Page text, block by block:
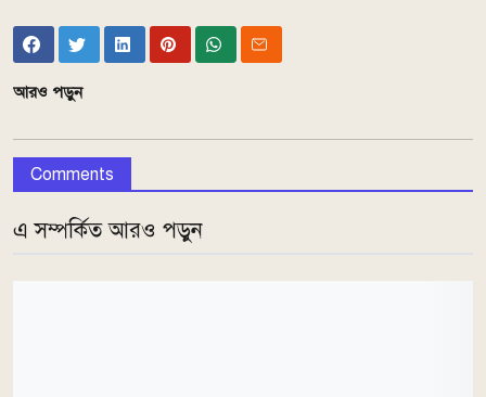
আরও পড়ুন
Comments
এ সম্পর্কিত আরও পড়ুন